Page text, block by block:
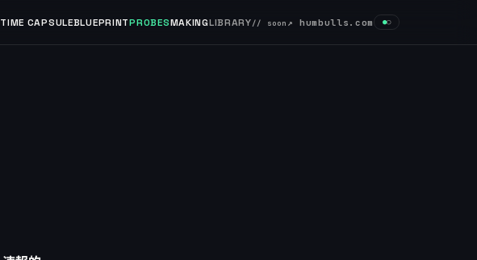
TIME CAPSULEBLUEPRINTPROBESMAKINGLIBRARY// soon ↗ humbulls.com ●○